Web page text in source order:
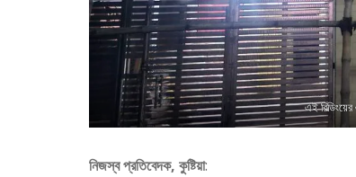
এই
নিজস্ব প্রতিবেদক, কুষ্টিয়া: